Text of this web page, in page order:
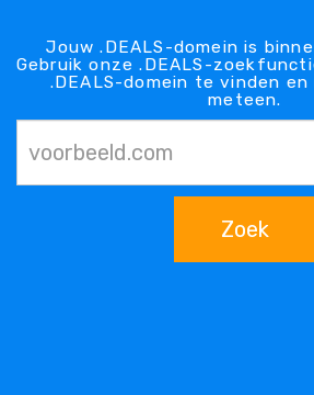
Jouw .DEALS-domein is
Gebruik onze .DEALS-
.DEALS-domein te vinden
meteen.
Zoek